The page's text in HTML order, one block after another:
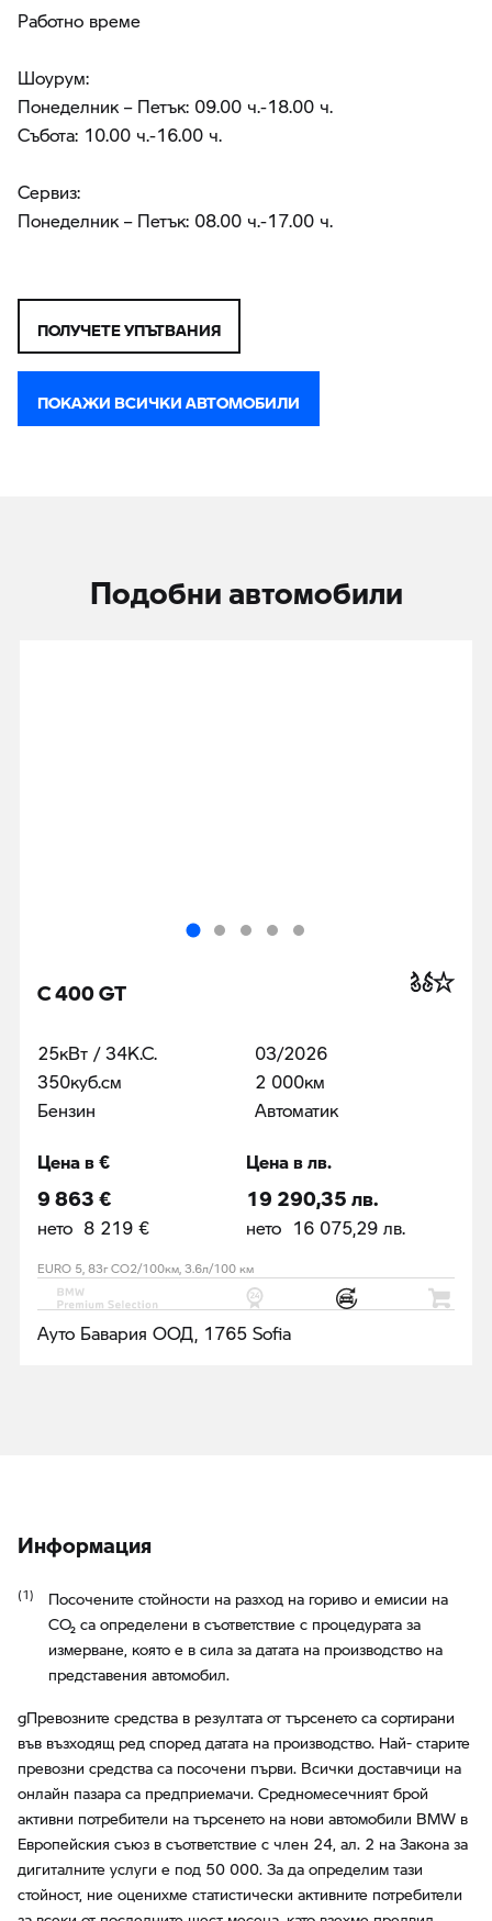
Работно време
Шоурум:
Понеделник – Петък: 09.00 ч.-18.00 ч.
Събота: 10.00 ч.-16.00 ч.
Сервиз:
Понеделник – Петък: 08.00 ч.-17.00 ч.
ПОЛУЧЕТЕ УПЪТВАНИЯ
ПОКАЖИ ВСИЧКИ АВТОМОБИЛИ
Подобни автомобили
C 400 GT
25кВт / 34К.С.
350куб.cм
Бензин
03/2026
2 000км
Автоматик
Цена в €
9 863 €
нето 8 219 €
Цена в лв.
19 290,35 лв.
нето 16 075,29 лв.
EURO 5, 83г CO2/100км, 3.6л/100 км
Ауто Бавария ООД, 1765 Sofia
Информация
Посочените стойности на разход на гориво и емисии на
CO₂ са определени в съответствие с процедурата за
измерване, която е в сила за датата на производство на
представения автомобил.
gПревозните средства в резултата от търсенето са сортирани
във възходящ ред според датата на производство. Най- старите
превозни средства са посочени първи. Всички доставчици на
онлайн пазара са предприемачи. Средномесечният брой
активни потребители на търсенето на нови автомобили BMW в
Европейския съюз в съответствие с член 24, ал. 2 на Закона за
дигиталните услуги е под 50 000. За да определим тази
стойност, ние оценихме статистически активните потребители